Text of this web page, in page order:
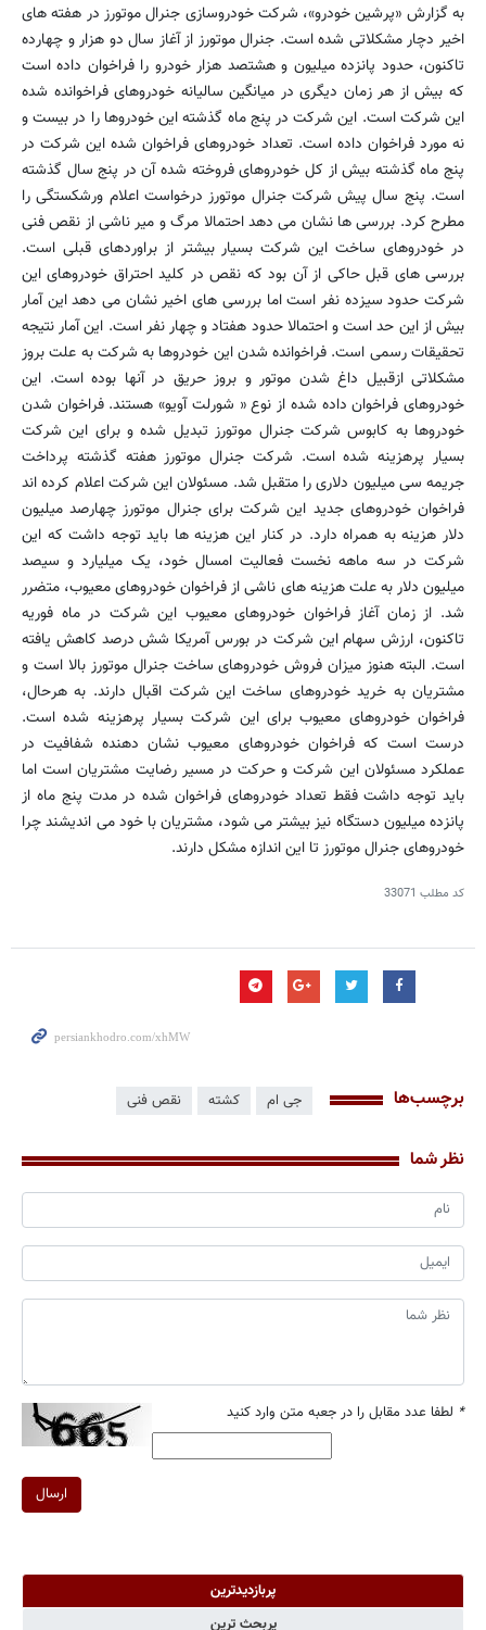
به گزارش «پرشین خودرو»، شرکت خودروسازی جنرال موتورز در هفته های
اخیر دچار مشکلاتی شده است. جنرال موتورز از آغاز سال دو هزار و چهارده
تاکنون، حدود پانزده میلیون و هشتصد هزار خودرو را فراخوان داده است
که بیش از هر زمان دیگری در میانگین سالیانه خودروهای فراخوانده شده
این شرکت است. این شرکت در پنج ماه گذشته این خودروها را در بیست و
نه مورد فراخوان داده است. تعداد خودروهای فراخوان شده این شرکت در
پنج ماه گذشته بیش از کل خودروهای فروخته شده آن در پنج سال گذشته
است. پنج سال پیش شرکت جنرال موتورز درخواست اعلام ورشکستگی را
مطرح کرد. بررسی ها نشان می دهد احتمالا مرگ و میر ناشی از نقص فنی
در خودروهای ساخت این شرکت بسیار بیشتر از براوردهای قبلی است.
بررسی های قبل حاکی از آن بود که نقص در کلید احتراق خودروهای این
شرکت حدود سیزده نفر است اما بررسی های اخیر نشان می دهد این آمار
بیش از این حد است و احتمالا حدود هفتاد و چهار نفر است. این آمار نتیجه
تحقیقات رسمی است. فراخوانده شدن این خودروها به شرکت به علت بروز
مشکلاتی ازقبیل داغ شدن موتور و بروز حریق در آنها بوده است. این
خودروهای فراخوان داده شده از نوع « شورلت آویو» هستند. فراخوان شدن
خودروها به کابوس شرکت جنرال موتورز تبدیل شده و برای این شرکت
بسیار پرهزینه شده است. شرکت جنرال موتورز هفته گذشته پرداخت
جریمه سی میلیون دلاری را متقبل شد. مسئولان این شرکت اعلام کرده اند
فراخوان خودروهای جدید این شرکت برای جنرال موتورز چهارصد میلیون
دلار هزینه به همراه دارد. در کنار این هزینه ها باید توجه داشت که این
شرکت در سه ماهه نخست فعالیت امسال خود، یک میلیارد و سیصد
میلیون دلار به علت هزینه های ناشی از فراخوان خودروهای معیوب، متضرر
شد. از زمان آغاز فراخوان خودروهای معیوب این شرکت در ماه فوریه
تاکنون، ارزش سهام این شرکت در بورس آمریکا شش درصد کاهش یافته
است. البته هنوز میزان فروش خودروهای ساخت جنرال موتورز بالا است و
مشتریان به خرید خودروهای ساخت این شرکت اقبال دارند. به هرحال،
فراخوان خودروهای معیوب برای این شرکت بسیار پرهزینه شده است.
درست است که فراخوان خودروهای معیوب نشان دهنده شفافیت در
عملکرد مسئولان این شرکت و حرکت در مسیر رضایت مشتریان است اما
باید توجه داشت فقط تعداد خودروهای فراخوان شده در مدت پنج ماه از
پانزده میلیون دستگاه نیز بیشتر می شود، مشتریان با خود می اندیشند چرا
خودروهای جنرال موتورز تا این اندازه مشکل دارند.
کد مطلب 33071
برچسب‌ها جی ام کشته نقص فنی
نظر شما
* لطفا عدد مقابل را در جعبه متن وارد کنید
ارسال
پربازدیدترین
پربحث ترین